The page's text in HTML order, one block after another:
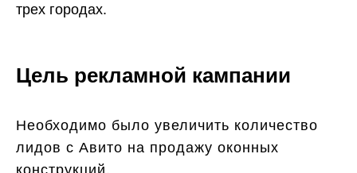
трех городах.
Цель рекламной кампании
Необходимо было увеличить количество
лидов с Авито на продажу оконных